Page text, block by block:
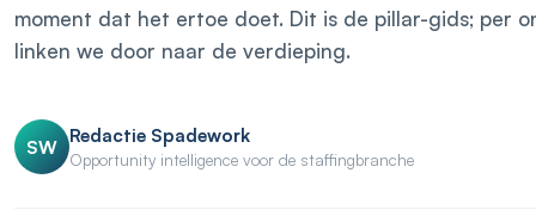
moment dat het ertoe doet. Dit is de pillar-gids; per
linken we door naar de verdieping.
SW Redactie Spadework
Opportunity intelligence voor de staffingbranche